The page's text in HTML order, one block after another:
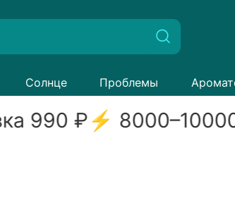
Солнце Проблемы
990₽⚡ 8000–10000